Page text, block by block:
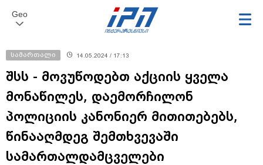
Geo
სამართალი 14.05.2024 / 17:13
შსს - მოვუწოდებთ აქციის ყველა
მონაწილეს, დაემორჩილონ
პოლიციის კანონიერ მითითებებს,
წინააღმდეგ შემთხვევაში
სამართალდამცველები